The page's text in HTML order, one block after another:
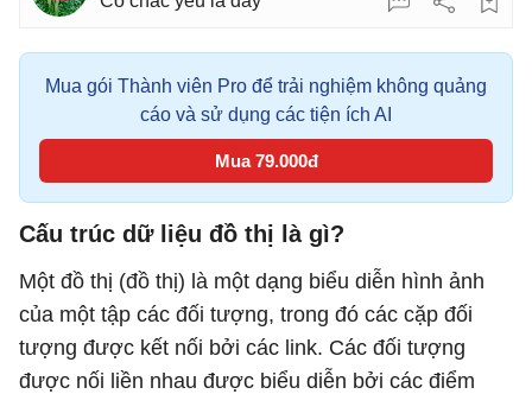
Mua gói Thành viên Pro để trải nghiệm không quảng
cáo và sử dụng các tiện ích AI
Mua 79.000đ
Cấu trúc dữ liệu đồ thị là gì?
Một đồ thị (đồ thị) là một dạng biểu diễn hình ảnh
của một tập các đối tượng, trong đó các cặp đối
tượng được kết nối bởi các link. Các đối tượng
được nối liền nhau được biểu diễn bởi các điểm